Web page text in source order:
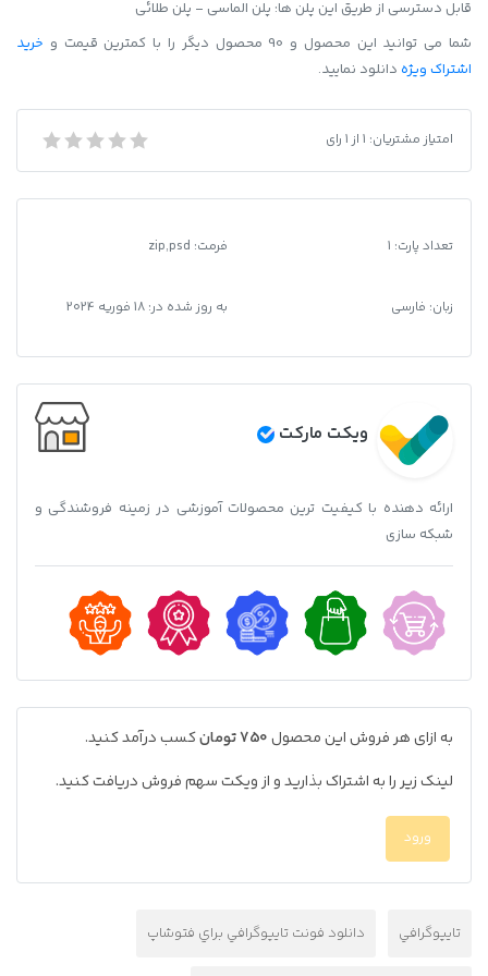
قابل دسترسی از طریق این پلن ها: پلن الماسی - پلن طلائی
شما می توانید این محصول و 90 محصول دیگر را با کمترین قیمت و
خرید
اشتراک ویژه دانلود نمایید.
فونت PSD تايپوگرافي و لوگوتايپ محبوب
امتیاز مشتریان: 1 از 1 رای
تعداد پارت: 1 فرمت:
zip,psd
زبان: فارسی به روز شده در: 18 فوریه 2024
ویکت مارکت
ارائه دهنده با کیفیت ترین محصولات آموزشی در زمینه فروشندگی و
شبکه سازی
به ازای هر فروش این محصول750 تومان
کسب درآمد کنید.
لینک زیر را به اشتراک بذارید و از ویکت سهم فروش دریافت کنید.
ورود
تايپوگرافي دانلود فونت تايپوگرافي براي فتوشاپ